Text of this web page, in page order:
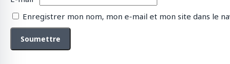
Enregistrer mon nom, mon e-mail et mon site dans le